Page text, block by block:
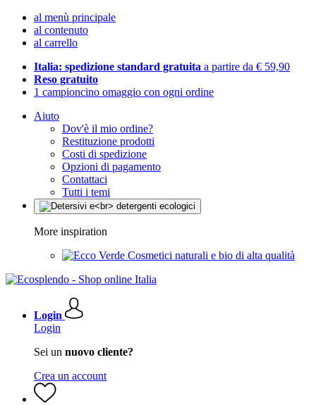
al menù principale
al contenuto
al carrello
Italia: spedizione standard gratuita a partire da € 59,90
Reso gratuito
1 campioncino omaggio con ogni ordine
Aiuto
Dov'è il mio ordine?
Restituzione prodotti
Costi di spedizione
Opzioni di pagamento
Contattaci
Tutti i temi
More inspiration
Cosmetici naturali e bio di alta qualità
Login
Login
Sei un nuovo cliente?
Crea un account